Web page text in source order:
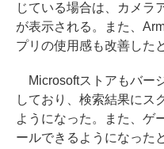
じている場合は、カメラ
が表示される。また、
プリの使用感も改善した
Microsoftストアもバー
しており、検索結果にス
ようになった。また、ゲ
ールできるようになった